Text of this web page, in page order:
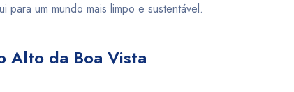
um mundo mais limpo e sustentável.
Alto da Boa Vista